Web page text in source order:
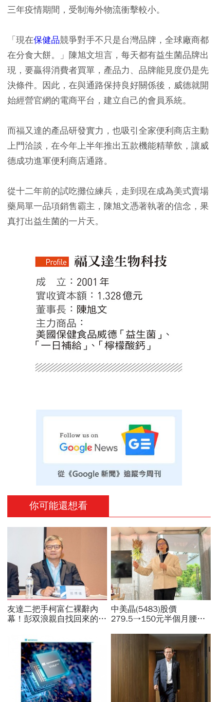
三年疫情期間，受制海外物流衝擊較小。
「現在保健品競爭對手不只是台灣品牌，全球廠商都
在分食大餅。」陳旭文坦言，每天都有益生菌品牌出
現，要贏得消費者買單，產品力、品牌能見度仍是先
決條件。因此，在與通路保持良好關係後，威德就開
始經營官網的電商平台，建立自己的會員系統。
而福又達的產品研發實力，也吸引全家便利商店主動
上門洽談，在今年上半年推出五款機能精華飲，讓威
德成功進軍便利商店通路。
從十二年前的試吃攤位練兵，走到現在成為美式賣場
藥局單一品項銷售霸主，陳旭文憑著執著的信念，果
真打出益生菌的一片天。
你可能還想看
友達二把手柯富仁裸辭內
幕！彭双浪親自找回來的接
「落後群創」成最後稻草？
中美晶(5483)股價
279.5→150元半個月腰
績、罕見抱屈自家股票：真
的被低估了